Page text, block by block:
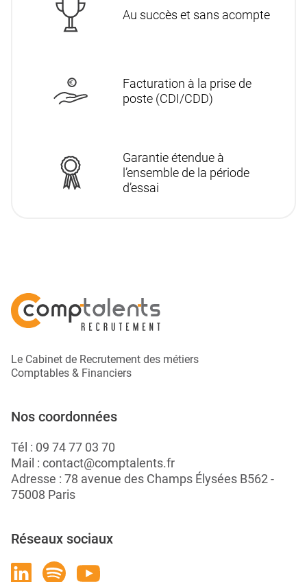
Au succès et sans acompte
Facturation à la prise de
poste (CDI/CDD)
Garantie étendue à
l’ensemble de la période
d’essai
Le Cabinet de Recrutement des métiers
Comptables & Financiers
Nos coordonnées
Tél : 09 74 77 03 70
Mail : contact@comptalents.fr
Adresse : 78 avenue des Champs Élysées B562 -
75008 Paris
Réseaux sociaux